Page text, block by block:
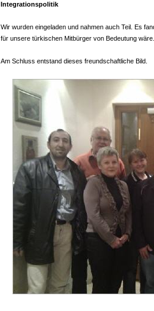
Integrationspolitik
Wir wurden eingeladen und nahmen auch Teil. Es
für unsere türkischen Mitbürger von Bedeutung wäre.
Am Schluss entstand dieses freundschaftliche Bild.